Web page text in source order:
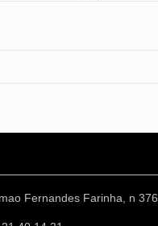
Fernandes Farinha, n 376